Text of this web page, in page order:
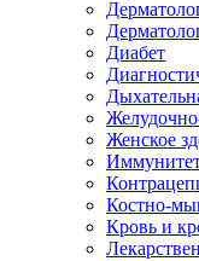
Диабет
Женское
Костно-
Кровь и